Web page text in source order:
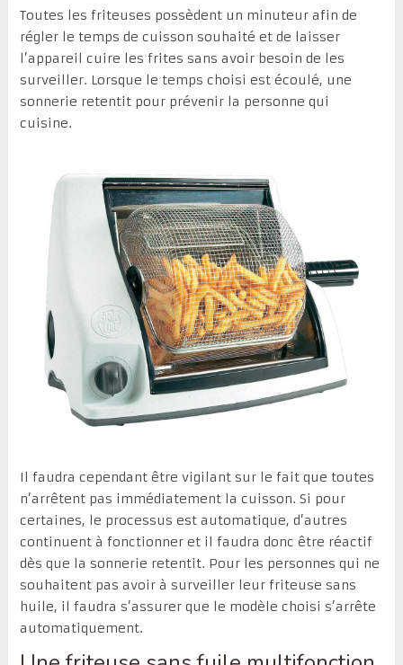
Toutes les friteuses possèdent un minuteur afin de
régler le temps de cuisson souhaité et de laisser
l’appareil cuire les frites sans avoir besoin de les
surveiller. Lorsque le temps choisi est écoulé, une
sonnerie retentit pour prévenir la personne qui
cuisine.
Il faudra cependant être vigilant sur le fait que toutes
n’arrêtent pas immédiatement la cuisson. Si pour
certaines, le processus est automatique, d’autres
continuent à fonctionner et il faudra donc être réactif
dès que la sonnerie retentit. Pour les personnes qui ne
souhaitent pas avoir à surveiller leur friteuse sans
huile, il faudra s’assurer que le modèle choisi s’arrête
automatiquement.